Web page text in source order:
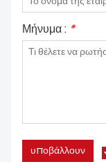
Μήνυμα : *
υποβάλλουν